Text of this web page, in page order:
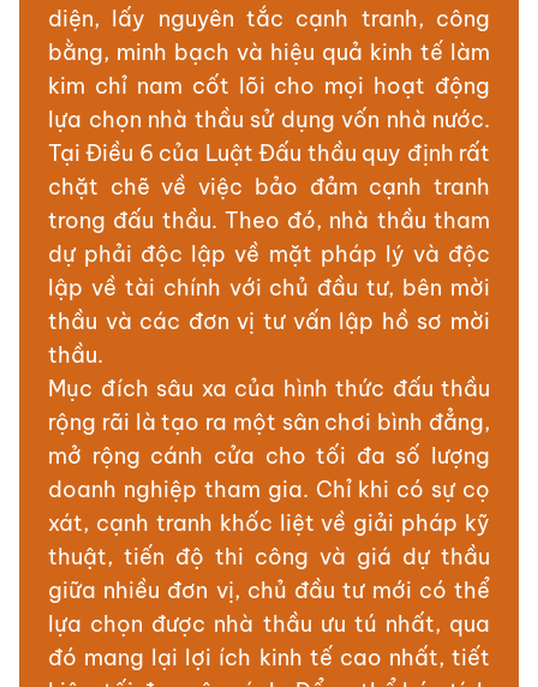
diện, lấy nguyên tắc cạnh tranh, công
bằng, minh bạch và hiệu quả kinh tế làm
kim chỉ nam cốt lõi cho mọi hoạt động
lựa chọn nhà thầu sử dụng vốn nhà nước.
Tại Điều 6 của Luật Đấu thầu quy định rất
chặt chẽ về việc bảo đảm cạnh tranh
trong đấu thầu. Theo đó, nhà thầu tham
dự phải độc lập về mặt pháp lý và độc
lập về tài chính với chủ đầu tư, bên mời
thầu và các đơn vị tư vấn lập hồ sơ mời
thầu.
Mục đích sâu xa của hình thức đấu thầu
rộng rãi là tạo ra một sân chơi bình đẳng,
mở rộng cánh cửa cho tối đa số lượng
doanh nghiệp tham gia. Chỉ khi có sự cọ
xát, cạnh tranh khốc liệt về giải pháp kỹ
thuật, tiến độ thi công và giá dự thầu
giữa nhiều đơn vị, chủ đầu tư mới có thể
lựa chọn được nhà thầu ưu tú nhất, qua
đó mang lại lợi ích kinh tế cao nhất, tiết